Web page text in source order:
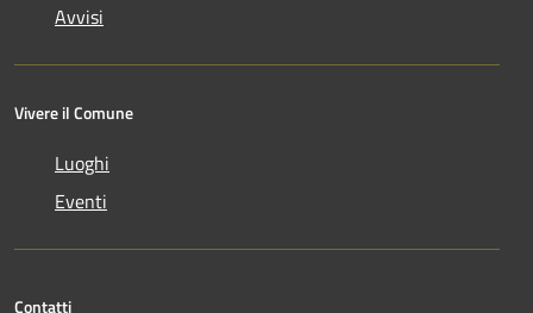
Avvisi
Vivere il Comune
Luoghi
Eventi
Contatti